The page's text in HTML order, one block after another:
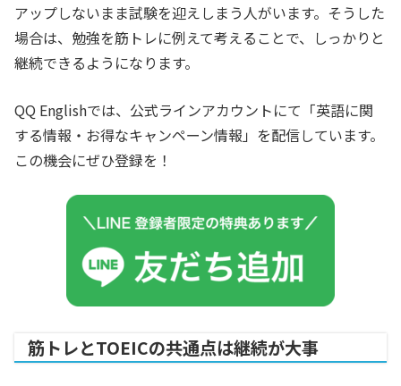
アップしないまま試験を迎えしまう人がいます。そうした
場合は、勉強を筋トレに例えて考えることで、しっかりと
継続できるようになります。
QQ Englishでは、公式ラインアカウントにて「英語に関
する情報・お得なキャンペーン情報」を配信しています。
この機会にぜひ登録を！
筋トレとTOEICの共通点は継続が大事